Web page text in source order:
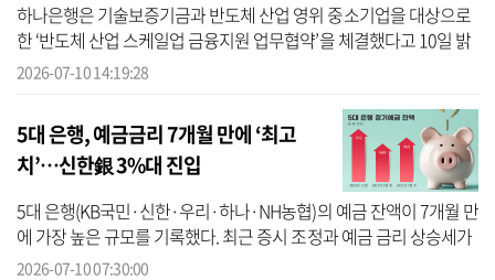
하나은행은 기술보증기금과 반도체 산업 영위 중소기업을 대상으로
한 ‘반도체 산업 스케일업 금융지원 업무협약’을 체결했다고 10일 밝
혔다. 하나은행에 따르면 이번 협약은 최근 삼성전자, SK하이닉스 등
2026-07-10 14:19:28
5대 은행, 예금금리 7개월 만에 ‘최고
치’…신한銀 3%대 진입
5대 은행(KB국민·신한·우리·하나·NH농협)의 예금 잔액이 7개월 만
에 가장 높은 규모를 기록했다. 최근 증시 조정과 예금 금리 상승세가
맞물리며 예금 수요가 높아진 것으로 분석된다. 10일 금융권에 따르
2026-07-10 07:30:00